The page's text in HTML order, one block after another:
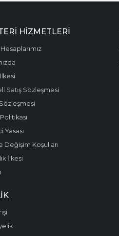
HIZMETLERI
Satış Sözleşmesi
Yasası
Değişim Koşulları
İlkesi